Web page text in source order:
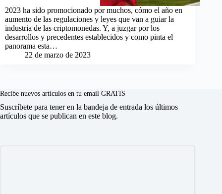
2023 ha sido promocionado por muchos, cómo el año en
aumento de las regulaciones y leyes que van a guiar la
industria de las criptomonedas. Y, a juzgar por los
desarrollos y precedentes establecidos y como pinta el
panorama esta…
22 de marzo de 2023
Recibe nuevos artículos en tu email GRATIS
Suscríbete para tener en la bandeja de entrada los últimos
artículos que se publican en este blog.